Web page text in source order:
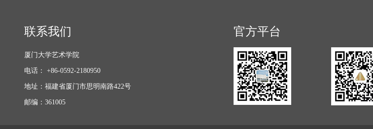
联系我们
厦门大学艺术学院
电话： +86-0592-2180950
地址：福建省厦门市思明南路422号
邮编：361005
官方平台